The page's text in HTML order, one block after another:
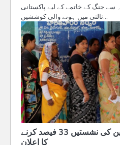
سے جنگ کے خاتمے کے لیے پاکستانی
ثالثی میں ہونے والی کوششیں…
انڈین پارلیمنٹ میں خواتین کی نشستیں 33 فیصد کرنے
کا اعلان